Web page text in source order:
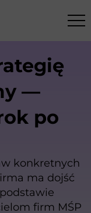
—
po
konkretnych
ma dojść
firm MŚP